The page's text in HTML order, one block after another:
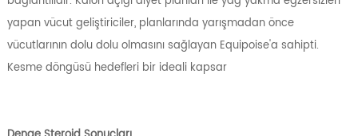
yapan vücut geliştiriciler, planlarında yarışmadan önce
vücutlarının dolu dolu olmasını sağlayan Equipoise'a sahipti.
Kesme döngüsü hedefleri bir ideali kapsar